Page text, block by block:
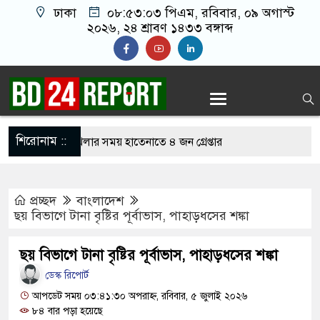
ঢাকা ০৮:৫৩:০৪ পিএম, রবিবার, ০৯ অগাস্ট ২০২৬,
২৪ শ্রাবণ ১৪৩৩ বঙ্গাব্দ
শিরোনাম ::
জুয়া খেলার সময় হাতেনাতে ৪ জন গ্রেপ্তার
অমায়িক ব্যবহার পান, জানালেন নারী
প্রচ্ছদ
বাংলাদেশ
ছয় বিভাগে টানা বৃষ্টির পূর্বাভাস, পাহাড়ধসের শঙ্কা
ছয় বিভাগে টানা বৃষ্টির পূর্বাভাস, পাহাড়ধসের শঙ্কা
ডেস্ক রিপোর্ট
আপডেট সময় ০৩:৪১:৩০ অপরাহ্ন, রবিবার, ৫ জুলাই ২০২৬
৮৪ বার পড়া হয়েছে